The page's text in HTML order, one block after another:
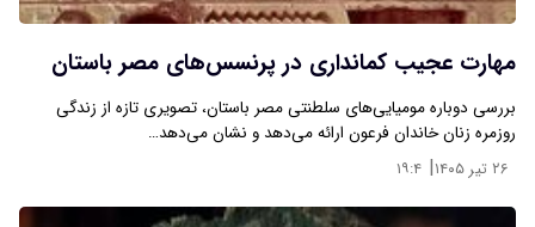
مهارت عجیب کمانداری در پرنسس‌های مصر باستان
بررسی دوباره مومیایی‌های سلطنتی مصر باستان، تصویری تازه از زندگی
روزمره زنان خاندان فرعون ارائه می‌دهد و نشان می‌دهد…
۲۶ تیر ۱۴۰۵ | ۱۹:۴